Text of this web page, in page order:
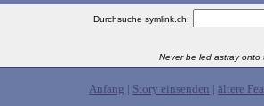
Durchsuche symlink.ch:
Never be led astray onto
Anfang | Story einsenden | ältere